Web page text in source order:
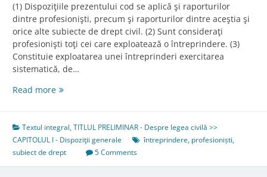
(1) Dispoziţiile prezentului cod se aplică şi raporturilor
dintre profesionişti, precum şi raporturilor dintre aceştia şi
orice alte subiecte de drept civil. (2) Sunt consideraţi
profesionişti toţi cei care exploatează o întreprindere. (3)
Constituie exploatarea unei întreprinderi exercitarea
sistematică, de…
Read moreArt.
generală
a
Codului
civil
Textul integral,TITLUL PRELIMINAR - Despre legea civilă >>
CAPITOLUL I - Dispoziţii generale
întreprindere, profesioniști,
subiect de drept
5 Comments